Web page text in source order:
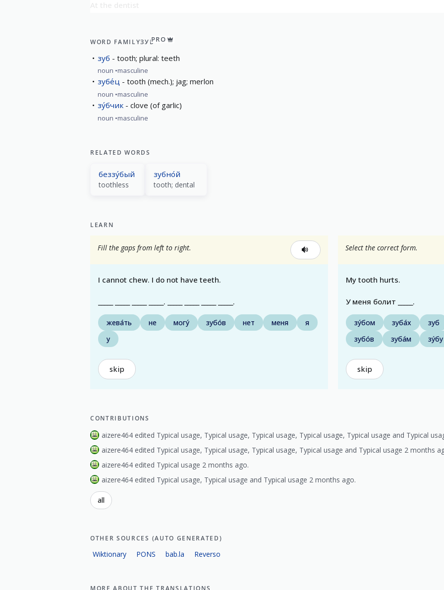
WORD FAMILYЗУБPRO
зуб tooth; plural: teeth
noun masculine
зубе́ц tooth (mech.); jag; merlon
noun masculine
зу́бчик clove (of garlic)
noun masculine
RELATED WORDS
беззу́бый
toothless
зубно́й
tooth; dental
LEARN
Fill the gaps from left to right.
I cannot chew. I do not have teeth.
_____ _____ _____ _____. _____ _____ _____ _____.
жева́ть не могу́ зубо́в нет меня
я
у
skip
Select the correct form.
My tooth hurts.
У меня болит _____.
зу́бом зуба́х зуб
зубо́в
зуба́м зу́бу
skip
CONTRIBUTIONS
aizere464 edited Typical usage, Typical usage, Typical usage, Typical usage, Typical usage and Typical
aizere464 edited Typical usage, Typical usage, Typical usage, Typical usage and Typical usage 2 months
aizere464 edited Typical usage 2 months ago.
aizere464 edited Typical usage, Typical usage and Typical usage 2 months ago.
all
OTHER SOURCES (AUTO GENERATED)
Wiktionary PONS bab.la Reverso
MORE ABOUT THE TRANSLATIONS